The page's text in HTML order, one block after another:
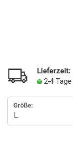
Lieferzeit:
2-4 Tage
Größe: